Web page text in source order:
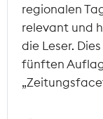
regionalen
relevant und
die Leser.
fünften